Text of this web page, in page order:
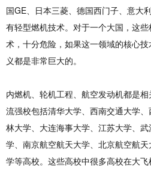
国GE、日本三菱、德国西门子、意大
有轻型燃机技术。对于一个大国，这
术，十分危险，如果这一领域的核心
义都是非常巨大的。
内燃机、轮机工程、航空发动机都是
流强校包括清华大学、西南交通大学
林大学、大连海事大学、江苏大学、
学、南京航空航天大学、北京航空航
学等高校。这些高校中很多高校在大